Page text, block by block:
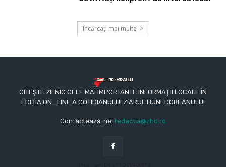
Încărcați mai multe
CITEȘTE ZILNIC CELE MAI IMPORTANTE INFORMAȚII LOCALE ÎN
EDIȚIA ON_LINE A COTIDIANULUI ZIARUL HUNEDOREANULUI
Contactează-ne: redactia@zhd.ro